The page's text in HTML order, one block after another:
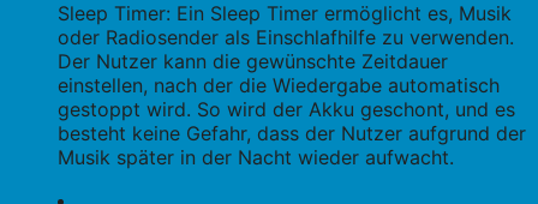
Sleep Timer: Ein Sleep Timer ermöglicht es, Musik
oder Radiosender als Einschlafhilfe zu verwenden.
Der Nutzer kann die gewünschte Zeitdauer
einstellen, nach der die Wiedergabe automatisch
gestoppt wird. So wird der Akku geschont, und es
besteht keine Gefahr, dass der Nutzer aufgrund der
Musik später in der Nacht wieder aufwacht.